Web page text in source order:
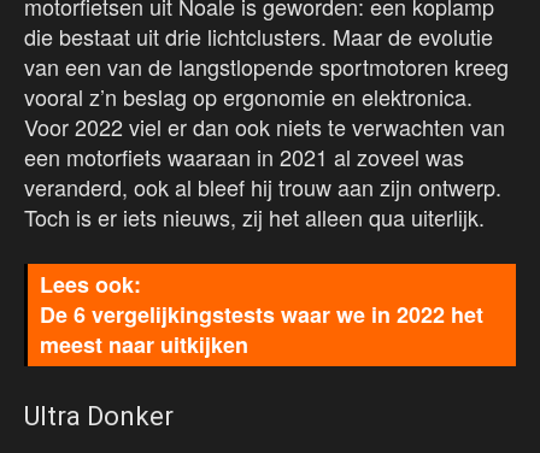
die bestaat uit drie lichtclusters. Maar de evolutie
van een van de langstlopende sportmotoren kreeg
vooral z’n beslag op ergonomie en elektronica.
Voor 2022 viel er dan ook niets te verwachten van
een motorfiets waaraan in 2021 al zoveel was
veranderd, ook al bleef hij trouw aan zijn ontwerp.
Toch is er iets nieuws, zij het alleen qua uiterlijk.
De 6 vergelijkingstests waar we in 2022 het
meest naar uitkijken
Ultra Donker